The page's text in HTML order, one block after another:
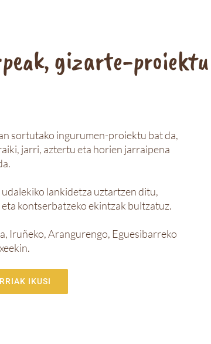
gizarte-
sortutako ingurumen-proiektu bat da,
jarri, aztertu eta horien jarraipena
lankidetza uztartzen ditu,
kontserbatzeko ekintzak bultzatuz.
Iruñeko, Arangurengo, Eguesibarreko
IKUSI